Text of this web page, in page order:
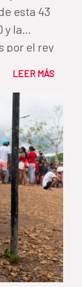
esta 43
y la
por el rey
LEER MÁS